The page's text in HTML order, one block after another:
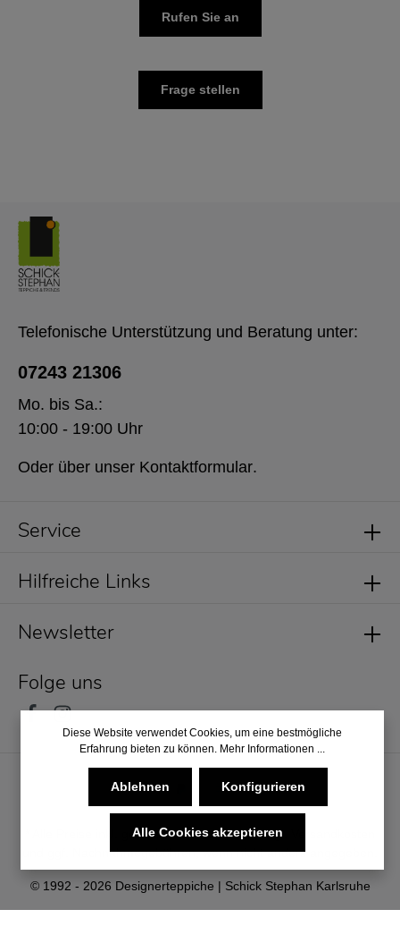
Rufen Sie an
Frage stellen
Service
Newsletter
Folge uns
Telefonische Unterstützung und Beratung unter:
07243 21306
Mo. bis Sa.:
10:00 - 19:00 Uhr
Oder über unser Kontaktformular.
Hilfreiche Links
© 1992 - 2026 Designerteppiche | Schick Stephan Karlsruhe
* Alle Preise inkl. gesetzl. Mehrwertsteuer zzgl.
und ggf. Nachnahmegebühren, wenn nicht anders angegeben.
Diese Website verwendet Cookies, um eine bestmögliche
Erfahrung bieten zu können. Mehr Informationen ...
Ablehnen Konfigurieren
Alle Cookies akzeptieren